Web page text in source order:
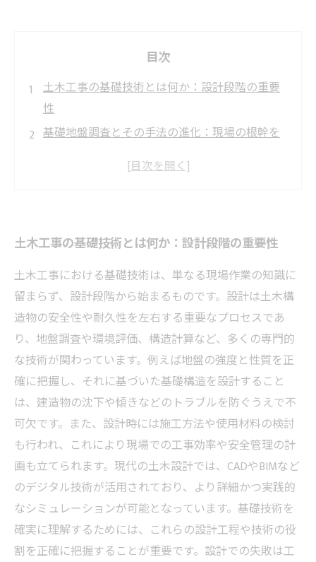
目次
土木工事の基礎技術とは何か：設計段階の重要
性
基礎地盤調査とその手法の進化：現場の根幹を
木工事の未来
土木工事の基礎技術とは何か：設計段階の重要性
土木工事における基礎技術は、単なる現場作業の知識に
留まらず、設計段階から始まるものです。設計は土木構
造物の安全性や耐久性を左右する重要なプロセスであ
り、地盤調査や環境評価、構造計算など、多くの専門的
な技術が関わっています。例えば地盤の強度と性質を正
確に把握し、それに基づいた基礎構造を設計すること
は、建造物の沈下や傾きなどのトラブルを防ぐうえで不
可欠です。また、設計時には施工方法や使用材料の検討
も行われ、これにより現場での工事効率や安全管理の計
画も立てられます。現代の土木設計では、CADやBIMなど
のデジタル技術が活用されており、より詳細かつ実践的
なシミュレーションが可能となっています。基礎技術を
確実に理解するためには、これらの設計工程や技術の役
割を正確に把握することが重要です。設計での失敗は工